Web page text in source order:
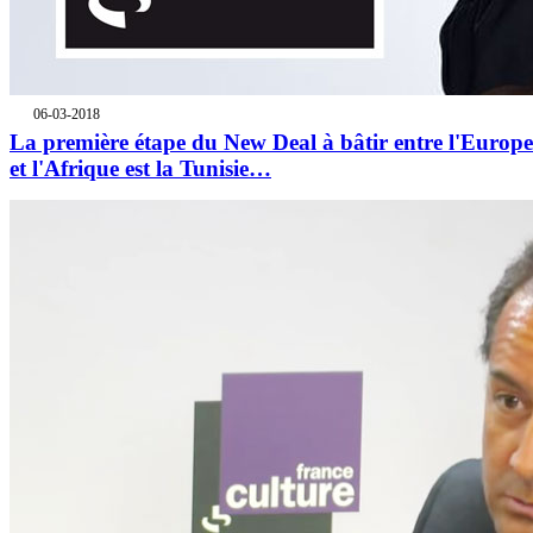
06-03-2018
La première étape du New Deal à bâtir entre l'Europe
et l'Afrique est la Tunisie…